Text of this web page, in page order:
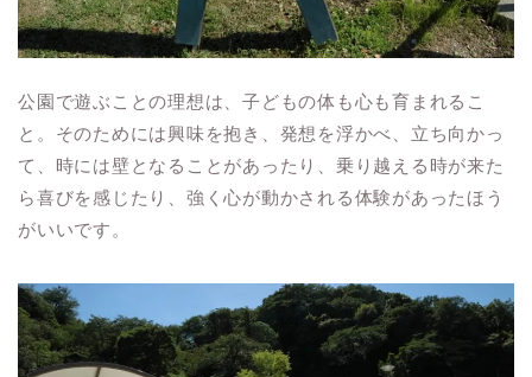
公園で遊ぶことの理想は、子どもの体も心も育まれるこ
と。そのためには興味を抱き、発想を浮かべ、立ち向かっ
て、時には壁となることがあったり、乗り越える時が来た
ら喜びを感じたり、強く心が動かされる体験があったほう
がいいです。